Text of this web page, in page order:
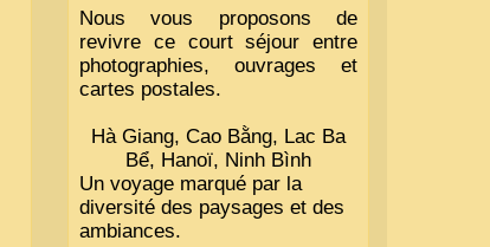
Nous vous proposons de
revivre ce court séjour entre
photographies, ouvrages et
cartes postales.
Hà Giang, Cao Bằng, Lac Ba
Bể, Hanoï, Ninh Bình
Un voyage marqué par la
diversité des paysages et des
ambiances.